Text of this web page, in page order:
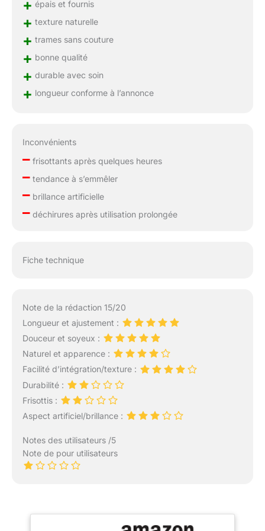
Vous pouvez choisir la
+ épais et fournis
+ texture naturelle
+ trames sans couture
+ bonne qualité
+ durable avec soin
+ longueur conforme à l’annonce
Inconvénients
–frisottants après quelques heures
–tendance à s’emmêler
–brillance artificielle
–déchirures après utilisation prolongée
Fiche technique
Note de la rédaction 15/20
Longueur et ajustement :
Douceur et soyeux :
Naturel et apparence :
Facilité d’intégration/texture :
Durabilité :
Frisottis :
Aspect artificiel/brillance :
Notes des utilisateurs /5
Note de pour utilisateurs